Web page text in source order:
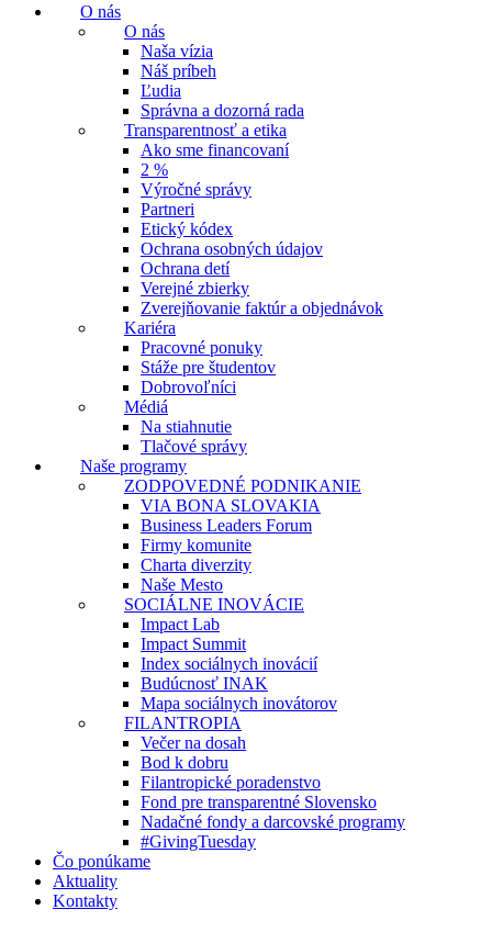
O nás
O nás
Naša vízia
Náš príbeh
Ľudia
Správna a dozorná rada
Transparentnosť a etika
Ako sme financovaní
2 %
Výročné správy
Partneri
Etický kódex
Ochrana osobných údajov
Ochrana detí
Verejné zbierky
Zverejňovanie faktúr a objednávok
Kariéra
Pracovné ponuky
Stáže pre študentov
Dobrovoľníci
Médiá
Na stiahnutie
Tlačové správy
Naše programy
ZODPOVEDNÉ PODNIKANIE
VIA BONA SLOVAKIA
Business Leaders Forum
Firmy komunite
Charta diverzity
Naše Mesto
SOCIÁLNE INOVÁCIE
Impact Lab
Impact Summit
Index sociálnych inovácií
Budúcnosť INAK
Mapa sociálnych inovátorov
FILANTROPIA
Večer na dosah
Bod k dobru
Filantropické poradenstvo
Fond pre transparentné Slovensko
Nadačné fondy a darcovské programy
#GivingTuesday
Čo ponúkame
Aktuality
Kontakty